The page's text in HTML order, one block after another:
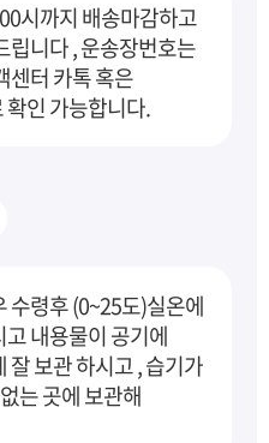
시까지 배송마감하고
립니다 , 운송장번호는
센터카톡 혹은
인 가능합니다.
수령후 (0~25도)실온에
내용물이 공기에
잘 보관하시고 , 습기가
는 곳에 보관해